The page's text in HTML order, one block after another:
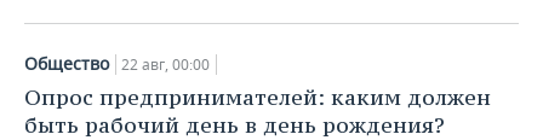
Общество 22 авг, 00:00
Опрос предпринимателей: каким должен
быть рабочий день в день рождения?